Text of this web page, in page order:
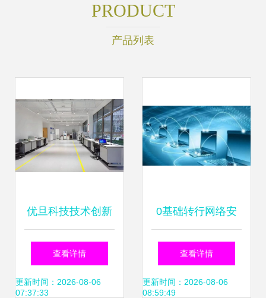
PRODUCT
产品列表
优旦科技技术创新
体系建设获省级认
定 网络技术研发驱
查看详情
更新时间：2026-08-06
07:37:33
0基础转行网络安
全真的好就业吗 零
基础入门到精通看
查看详情
更新时间：2026-08-06
08:59:49